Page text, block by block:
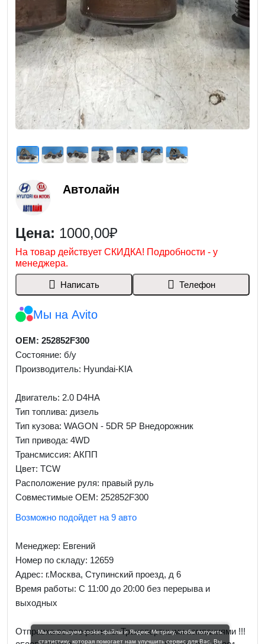
Автолайн
Цена: 1000,00₽
На товар действует СКИДКА! Подробности - у
менеджера.
Написать Телефон
Мы на Avito
OEM: 252852F300
Состояние: б/у
Производитель: Hyundai-KIA
Двигатель: 2.0 D4HA
Тип топлива: дизель
Тип кузова: WAGON - 5DR 5P Внедорожник
Тип привода: 4WD
Трансмиссия: AКПП
Цвет: TCW
Расположение руля: правый руль
Совместимые OEM: 252852F300
Возможно подойдет на 9 авто
Менеджер: Евгений
Номер по складу: 12659
Адрес: г.Москва, Ступинский проезд, д 6
Время работы: С 11:00 до 20:00 без перерыва и
выходных
Отправка во все регионы Транспортными компаниями !!!
Мы используем cookie-файлы и Яндекс Метрику, чтобы получить
статистику, которая помогает нам улучшить сервис для Вас. Вы